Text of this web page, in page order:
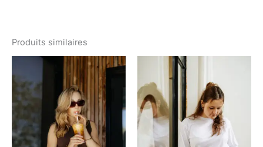
Produits similaires